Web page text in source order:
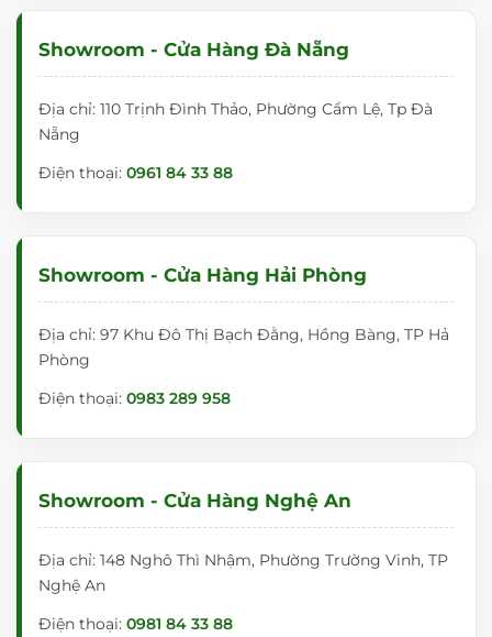
SSBX04xxxx
Chất liệu
bảng
liệu
Khung làm bằng nhôm Anot sáng bóng
Kiểu lắp
Treo tường
Thời
gian bảo
hành
12 tháng
TÍNH NĂNG CỦA
4 bảng Dạy Học
Mặt bảng
sạch
Mặt bảng
xanh
Showroom - Cửa Hàng Đà Nẵng
Địa chỉ: 110 Trịnh Đình Thảo, Phường Cẩm Lệ, Tp Đà
Nẵng
Điện thoại: 0961 84 33 88
Showroom - Cửa Hàng Hải Phòng
Địa chỉ: 97 Khu Đô Thị Bạch Đằng, Hồng Bàng, TP Hả
Phòng
Điện thoại: 0983 289 958
Showroom - Cửa Hàng Nghệ An
Địa chỉ: 148 Nghô Thì Nhậm, Phường Trường Vinh, TP
Nghệ An
Điện thoại: 0981 84 33 88